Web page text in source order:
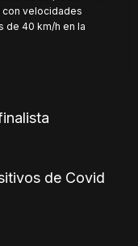
con velocidades
de 40 km/h en la
de Covid